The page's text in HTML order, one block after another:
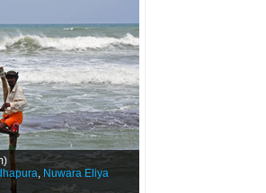
, Nuwara Eliya